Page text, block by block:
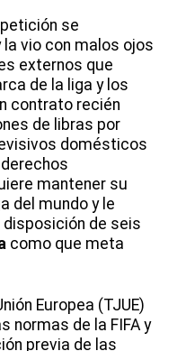
se
vio con malos ojos
externos que
de la liga y los
contrato recién
de libras por
domésticos
mantener su
del mundo y le
de seis
como que meta
Europea (TJUE)
normas de la FIFA y
previa de las